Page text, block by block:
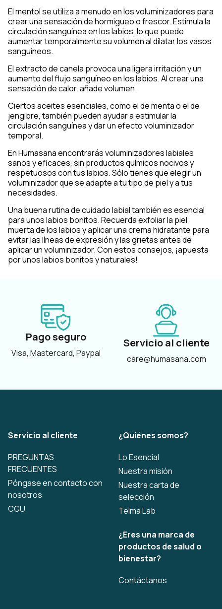
El mentol se utiliza a menudo en los voluminizadores para
crear una sensación de hormigueo o frescor. Estimula la
circulación sanguínea en los labios, lo que puede
aumentar temporalmente su volumen al dilatar los vasos
sanguíneos.
El extracto de canela provoca una ligera irritación y un
aumento del flujo sanguíneo en los labios. Al crear una
sensación de calor, añade volumen.
Ciertos aceites esenciales, como el de menta o el de
jengibre, también pueden ayudar a estimular la
circulación sanguínea y dar un efecto voluminizador
temporal.
En Humasana encontrarás voluminizadores labiales
sanos y eficaces, sin productos químicos nocivos y
respetuosos con tus labios. Sólo tienes que elegir un
voluminizador que se adapte a tu tipo de piel y a tus
necesidades.
Una buena rutina de cuidado labial también es esencial
para unos labios bonitos. Recuerda exfoliar la piel
muerta de los labios y aplicar una crema hidratante para
evitar las líneas de expresión y las grietas antes de
aplicar un voluminizador. Con estos consejos, ¡apuesta
por unos labios bonitos y naturales!
Pago seguro
Visa, Mastercard, Paypal
Servicio al cliente
care@humasana.com
Servicio al cliente
PREGUNTAS
FRECUENTES
Póngase en contacto con
nosotros
CGU
¿Quiénes somos?
Lo Esencial
Nuestra misión
Nuestra carta de
selección
Telma Lab
¿Eres una marca de
productos de salud o
bienestar?
Contáctanos